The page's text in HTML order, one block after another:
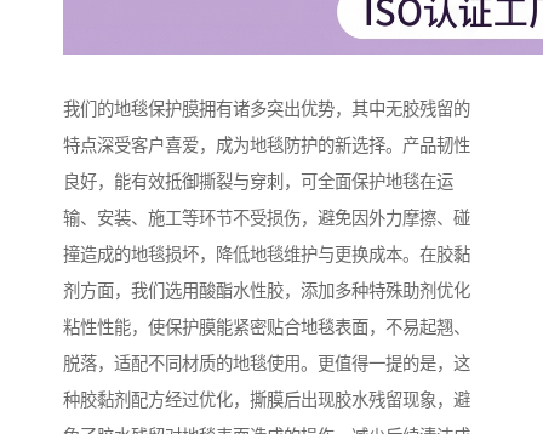
我们的地毯保护膜拥有诸多突出优势，其中无胶残留的
特点深受客户喜爱，成为地毯防护的新选择。产品韧性
良好，能有效抵御撕裂与穿刺，可全面保护地毯在运
输、安装、施工等环节不受损伤，避免因外力摩擦、碰
撞造成的地毯损坏，降低地毯维护与更换成本。在胶黏
剂方面，我们选用酸酯水性胶，添加多种特殊助剂优化
粘性性能，使保护膜能紧密贴合地毯表面，不易起翘、
脱落，适配不同材质的地毯使用。更值得一提的是，这
种胶黏剂配方经过优化，撕膜后出现胶水残留现象，避